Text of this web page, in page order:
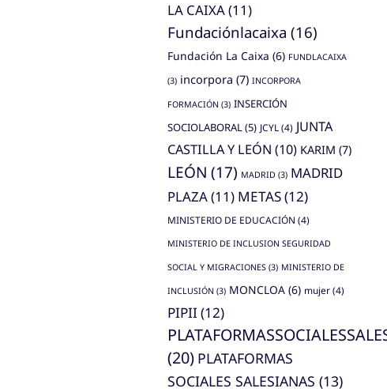
LA CAIXA(11)
Fundaciónlacaixa (16)
Fundación La Caixa (6) FUNDLACAIXA
(3) incorpora (7) INCORPORA
FORMACIÓN (3) INSERCIÓN
SOCIOLABORAL(5) JCYL(4) JUNTA
CASTILLA Y LEÓN (10) KARIM (7)
LEÓN (17) MADRID (3) MADRID
PLAZA(11) METAS(12)
MINISTERIO DE EDUCACIÓN (4)
MINISTERIO DE INCLUSION SEGURIDAD
SOCIAL Y MIGRACIONES (3) MINISTERIO DE
INCLUSIÓN (3) MONCLOA (6) mujer(4)
PIPII(12)
(20) PLATAFORMAS
SOCIALES SALESIANAS (13)